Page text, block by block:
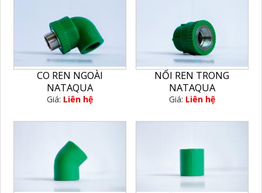
CO REN NGOÀI
NATAQUA
Giá: Liên hệ
NỐI REN TRONG
NATAQUA
Giá: Liên hệ